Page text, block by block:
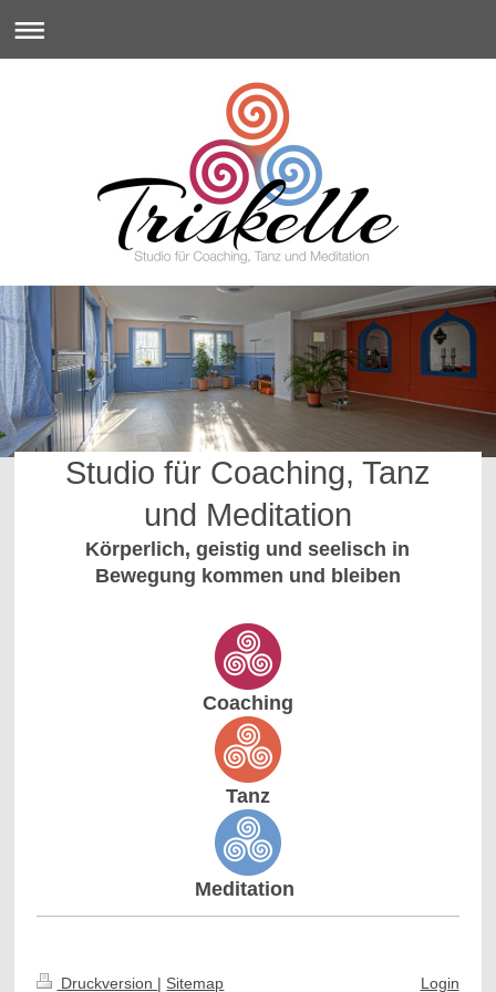
Studio für Coaching, Tanz
und Meditation
Körperlich, geistig und seelisch in
Bewegung kommen und bleiben
Coaching
Tanz
Meditation
Druckversion | Sitemap Login